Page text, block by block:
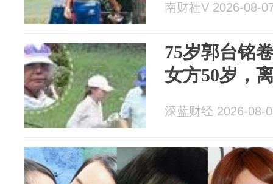
南财社V 2026-08-
75岁郭台铭
女方50岁，
深蓝财经 2026-08-